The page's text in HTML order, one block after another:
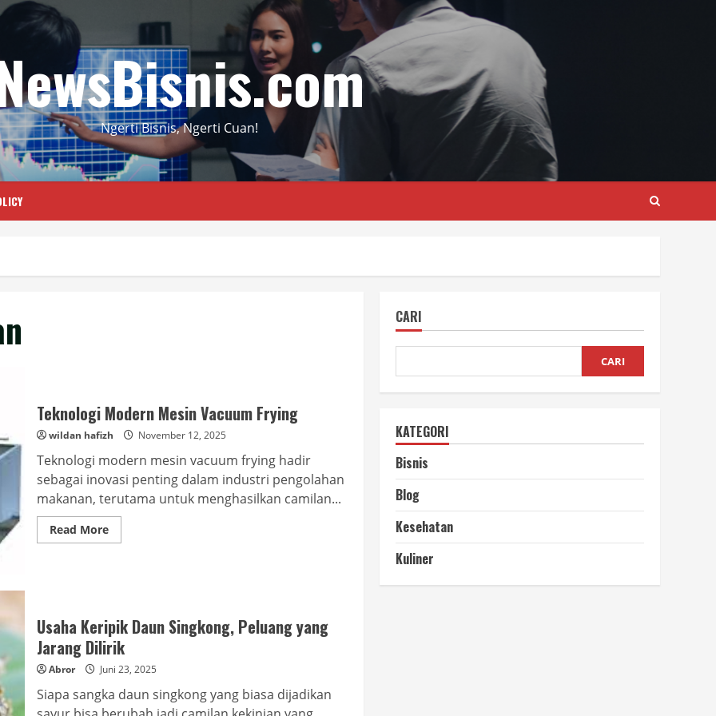
Ngerti Bisnis, Ngerti Cuan!
Teknologi Modern Mesin Vacuum Frying
wildan hafizh November 12, 2025
Teknologi modern mesin vacuum frying hadir
sebagai inovasi penting dalam industri pengolahan
makanan, terutama untuk menghasilkan camilan...
Read MoreRead
more
Usaha Keripik Daun Singkong, Peluang yang
Jarang Dilirik
Abror Juni 23, 2025
Siapa sangka daun singkong yang biasa dijadikan
CARI
CARI
KATEGORI
Bisnis
Blog
Kesehatan
Kuliner